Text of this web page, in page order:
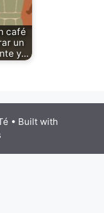
café
un
y…
• Built with